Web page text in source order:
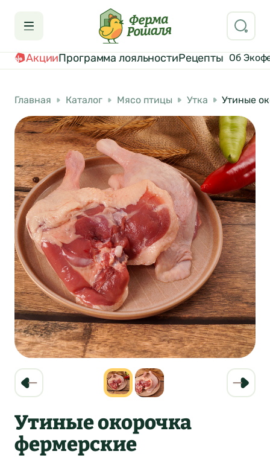
АкцииПрограмма лояльностиРецепты Об
Главная Каталог Мясо птицы Утка Утиные
Утиные окорочка
фермерские